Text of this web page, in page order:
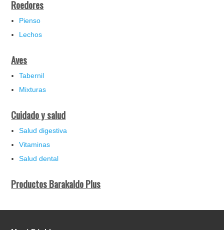
Roedores
Pienso
Lechos
Aves
Tabernil
Mixturas
Cuidado y salud
Salud digestiva
Vitaminas
Salud dental
Productos Barakaldo Plus